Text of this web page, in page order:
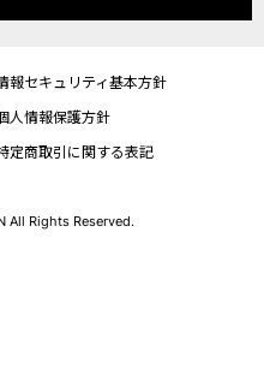
報セキュリティ基本方針
人情報保護方針
定商取引に関する表記
All Rights Reserved.